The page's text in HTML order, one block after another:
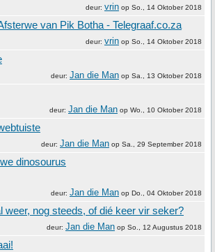
deur: vrin op So., 14 Oktober 2018
van Pik Botha - Telegraaf.co.za
deur: vrin op So., 14 Oktober 2018
deur: Jan die Man op Sa., 13 Oktober 2018
deur: Jan die Man op Wo., 10 Oktober 2018
deur: Jan die Man op Sa., 29 September 2018
dinosourus
deur: Jan die Man op Do., 04 Oktober 2018
weer, nog steeds, of dié keer vir seker?
deur: Jan die Man op So., 12 Augustus 2018